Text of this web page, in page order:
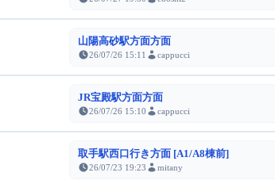
山陽高砂駅方面方面
26/07/26 15:11 cappucci
JR宝殿駅方面方面
26/07/26 15:10 cappucci
取手駅西口行き方面 [A1/A8棟前]
26/07/23 19:23 mitany